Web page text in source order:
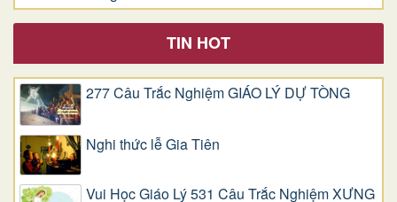
TIN HOT
277 Câu Trắc Nghiệm GIÁO LÝ DỰ TÒNG
Nghi thức lễ Gia Tiên
Vui Học Giáo Lý 531 Câu Trắc Nghiệm XƯNG